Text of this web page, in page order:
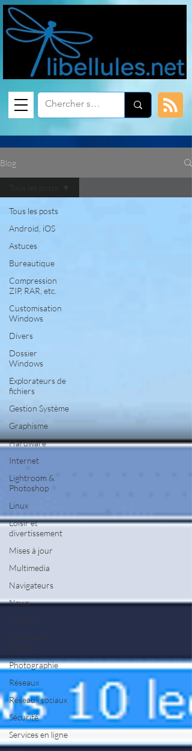
Blog
Tous les posts
Android, iOS
Astuces
Bureautique
Compression
ZIP, RAR, etc.
Customisation
Windows
Divers
Dossier
Windows
Explorateurs de
fichiers
Gestion Système
Graphisme
Hardware
Internet
Lightroom &
Photoshop
Linux
Loisir et
divertissement
Mises à jour
Multimedia
Navigateurs
News
Photographie
Réseaux
Réseaux sociaux
Sécurité
Services en ligne